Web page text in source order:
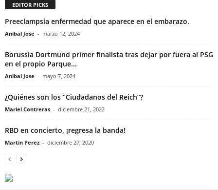
EDITOR PICKS
Preeclampsia enfermedad que aparece en el embarazo.
Anibal Jose - marzo 12, 2024
Borussia Dortmund primer finalista tras dejar por fuera al PSG
en el propio Parque...
Anibal Jose - mayo 7, 2024
¿Quiénes son los “Ciudadanos del Reich”?
Mariel Contreras - diciembre 21, 2022
RBD en concierto, ¡regresa la banda!
Martin Perez - diciembre 27, 2020